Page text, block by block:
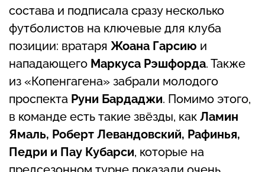
состава и подписала сразу несколько
футболистов на ключевые для клуба
позиции: вратаря Жоана Гарсию и
нападающего Маркуса Рэшфорда. Также
из «Копенгагена» забрали молодого
проспекта Руни Бардаджи. Помимо этого,
в команде есть такие звёзды, как Ламин
Ямаль, Роберт Левандовский, Рафинья,
Педри и Пау Кубарси, которые на